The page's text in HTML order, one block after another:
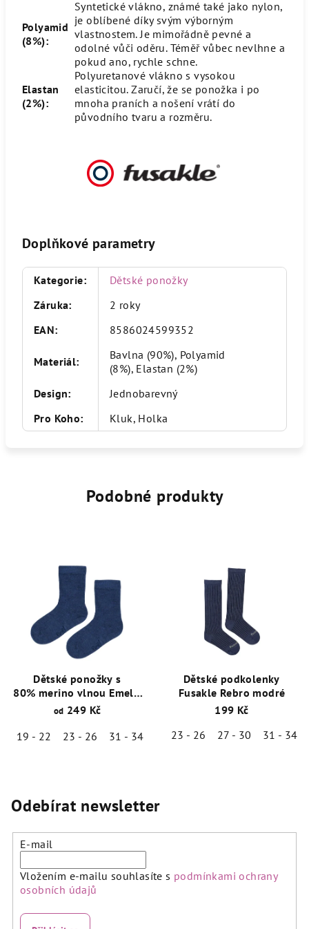
Polyamid
(8%):
Syntetické vlákno, známé také jako nylon,
je oblíbené díky svým výborným
vlastnostem. Je mimořádně pevné a
odolné vůči oděru. Téměř vůbec nevlhne a
pokud ano, rychle schne.
Elastan
(2%):
Polyuretanové vlákno s vysokou
elasticitou. Zaručí, že se ponožka i po
mnoha praních a nošení vrátí do
původního tvaru a rozměru.
Doplňkové parametry
Kategorie:
Dětské ponožky
Záruka:
2 roky
EAN: 8586024599352
Materiál:
Bavlna (90%), Polyamid
(8%), Elastan (2%)
Design:
Jednobarevný
Pro Koho: Kluk, Holka
Podobné produkty
Dětské ponožky s
80% merino vlnou Emel -
Tm.Modré - ESK 100-51
od 249 Kč
19 - 22
23 - 26 31 - 34
Dětské podkolenky
Fusakle Rebro modré
199 Kč
23 - 26
27 - 30 31 - 34
Odebírat newsletter
E-mail
Vložením e-mailu souhlasíte s podmínkami ochrany
osobních údajů